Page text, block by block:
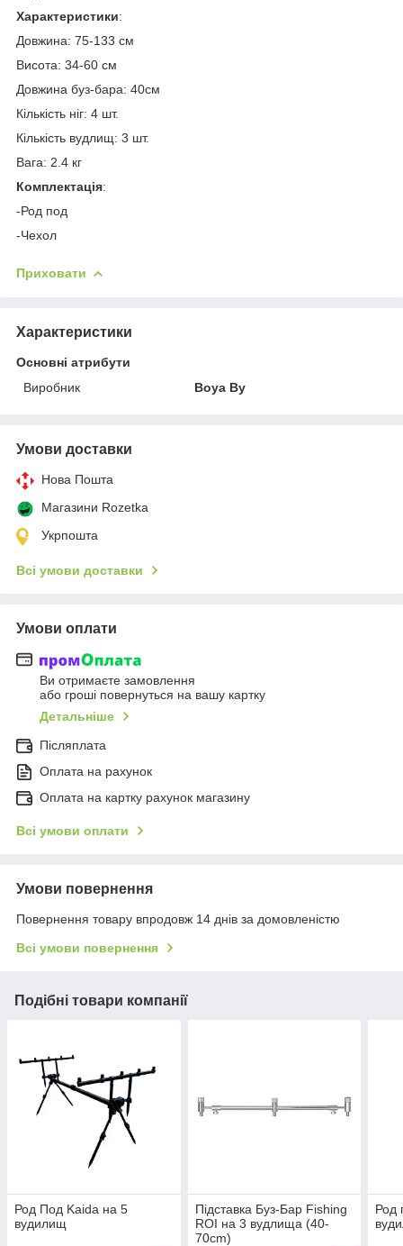
Характеристики:
Довжина: 75-133 см
Висота: 34-60 см
Довжина буз-бара: 40см
Кількість ніг: 4 шт.
Кількість вудлищ: 3 шт.
Вага: 2.4 кг
Комплектація:
-Род под
-Чехол
Приховати
Характеристики
Основні атрибути
Виробник
Boya By
Умови доставки
Нова Пошта
Магазини Rozetka
Укрпошта
Всі умови доставки
Умови оплати
Ви отримаєте замовлення
або гроші повернуться на вашу картку
Детальніше
Післяплата
Оплата на рахунок
Оплата на картку рахунок магазину
Всі умови оплати
Умови повернення
Повернення товару впродовж 14 днів за домовленістю
Всі умови повернення
Подібні товари компанії
Род Под Kaida на 5
вудилищ
Підставка Буз-Бар Fishing
ROI на 3 вудлища (40-
70cm)
Род